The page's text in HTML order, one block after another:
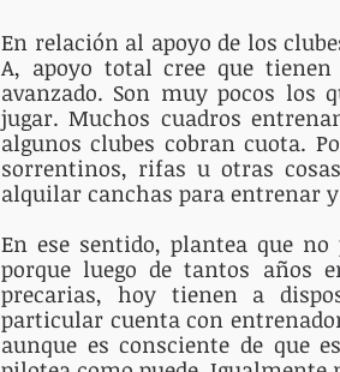
En relación al apoyo de los
A, apoyo total cree que
avanzado. Son muy pocos los
jugar. Muchos cuadros
algunos clubes cobran cuota.
sorrentinos, rifas u otras
alquilar canchas para entrenar
En ese sentido, plantea que
porque luego de tantos años
precarias, hoy tienen a
particular cuenta con
aunque es consciente de que